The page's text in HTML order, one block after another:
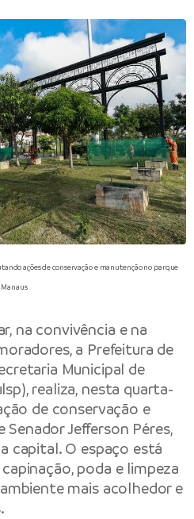
ações de conservação e manutenção no parque
Manaus
na convivência e na
a Prefeitura de
Municipal de
realiza, nesta quarta-
de conservação e
Jefferson Péres,
capital. O espaço está
poda e limpeza
mais acolhedor e